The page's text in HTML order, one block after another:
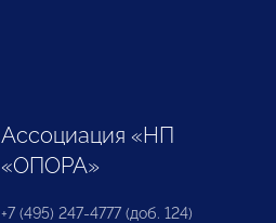
Ассоциация «НП
«ОПОРА»
+7 (495) 247-4777 (доб. 124)